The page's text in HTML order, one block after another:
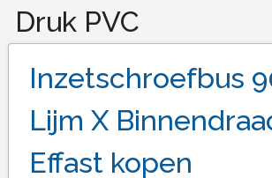
Druk PVC
Inzetschroefbus
Lijm X
Effast kopen